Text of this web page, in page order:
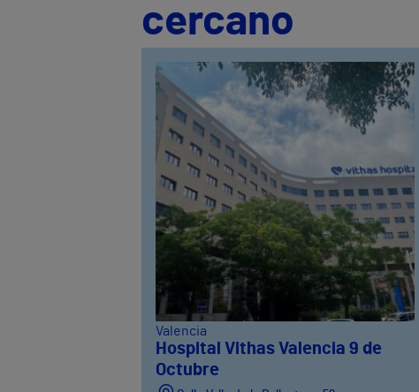
cercano
Valencia
Hospital Vithas Valencia 9 de
Octubre